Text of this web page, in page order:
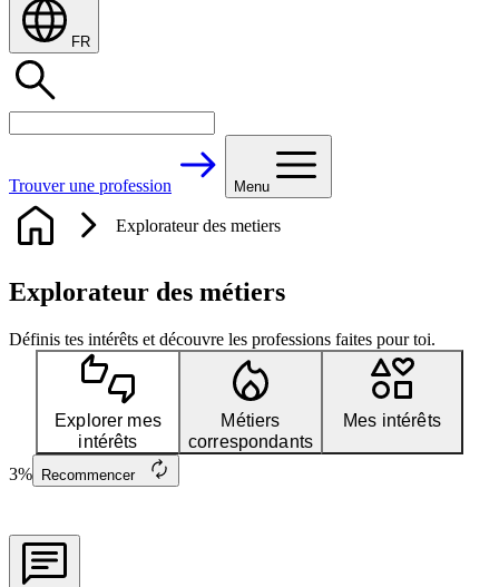
FR
Trouver une profession Menu
Explorateur des metiers
Explorateur des métiers
Définis tes intérêts et découvre les professions faites pour toi.
Explorer mes
intérêts
Métiers
correspondants
Mes intérêts
3% Recommencer